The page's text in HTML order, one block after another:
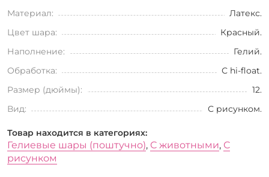
Материал:
Латекс.
Цвет шара:
Красный.
Наполнение:
Гелий.
Обработка:
С hi-float.
Размер (дюймы):
12.
Вид:
С рисунком.
Товар находится в категориях:
Гелиевые шары (поштучно), С животными, С
рисунком